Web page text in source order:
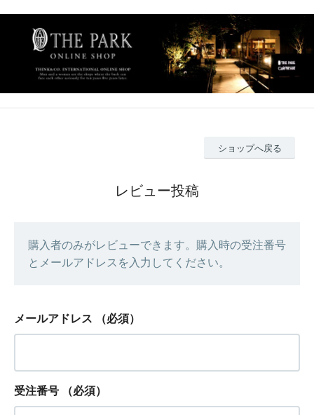
ショップへ戻る
レビュー投稿
購入者のみがレビューできます。購入時の受注番号
とメールアドレスを入力してください。
メールアドレス （必須）
受注番号 （必須）